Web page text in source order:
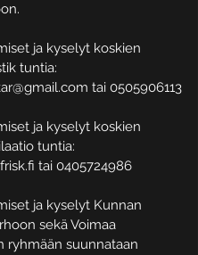
ja kyselyt koskien
tuntia:
tai 0505906113
ja kyselyt koskien
tuntia:
tai 0405724986
ja kyselyt Kunnan
sekä Voimaa
ryhmään suunnataan